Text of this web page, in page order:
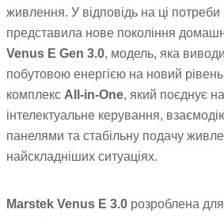
живлення. У відповідь на ці потреби
представила нове покоління
Venus E Gen 3.0, модель, яка
побутовою енергією на новий
комплекс All-in-One, який поєднує
інтелектуальне керування,
панелями та стабільну подачу
найскладніших ситуаціях.
Marstek Venus E 3.0 розроблена для